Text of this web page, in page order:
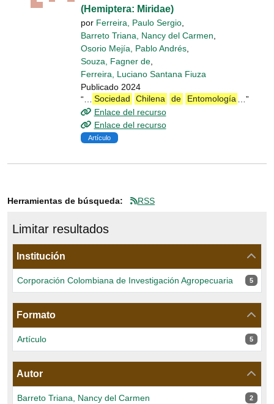
(Hemiptera: Miridae)
por Ferreira, Paulo Sergio
Barreto Triana, Nancy del Carmen
Osorio Mejía, Pablo Andrés
Souza, Fagner de
Ferreira, Luciano Santana Fiuza
Publicado 2024
“…
Sociedad Chilena de Entomología
…”
Enlace del recurso
Enlace del recurso
Artículo
Herramientas de búsqueda: RSS
Limitar resultados
Institución
Corporación Colombiana de Investigación Agropecuaria 5
5
Formato
Artículo 5
5
Autor
Barreto Triana, Nancy del Carmen 2
2